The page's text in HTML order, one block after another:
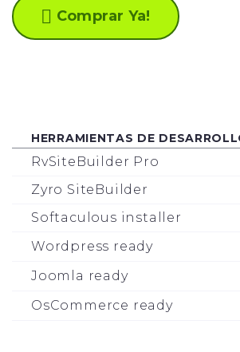
Comprar Ya!
HERRAMIENTAS DE
RvSiteBuilder Pro
Zyro SiteBuilder
Softaculous installer
Wordpress ready
Joomla ready
OsCommerce ready